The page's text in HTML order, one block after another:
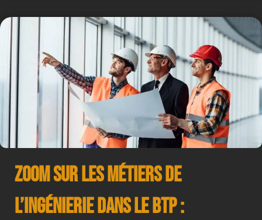
Zoom sur les Métiers de
l’Ingénierie dans le BTP :